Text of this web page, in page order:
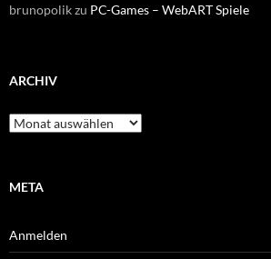
brunopolikzu PC-Games – WebART Spiele
ARCHIV
Archiv
META
Anmelden